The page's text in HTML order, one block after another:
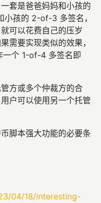
套是爸爸妈妈和小孩的
孩的 2-of-3 多签名，
可以花费自己的压岁
需要实现类似的效果，
一个 1-of-4 多签名即
方或多个仲裁方的合
户可以使用另一个托管
脚本强大功能的必要条
04/18/interesting-